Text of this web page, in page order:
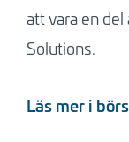
att vara en
Solutions.
Läs mer i